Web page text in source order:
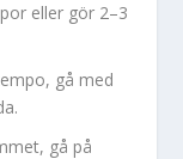
eller gör 2–3
gå med
gå på